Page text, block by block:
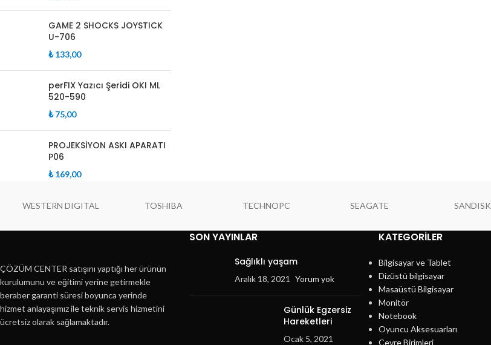
GAME 2 SHOCKS JOYSTICK
U-706
₺133,00
perFIX Yazıcı Şeridi OKI ML
520-590
₺75,00
PROJEKSİYON ASKI APARATI
P06
₺169,00
WESTERN DIGITAL TOSHIBA TECHNOPC SEAGATE SANDISK
ÇÖZÜM CENTER satışını yaptığı her ürünün
kurulumunu ve eğitimi yerine getirmekle
beraber garanti süresi boyunca yerinde
hizmet anlayaşımız ile teknik servis hizmetini
ücretsiz olarak sağlamaktadır.
SON YAYINLAR
Sağlıklı yaşam
Aralık 18, 2021 Yorum yok
Günlük Egzersiz
Hareketleri
Ocak 5, 2021
KATEGORILER
Bilgisayar ve Tablet
Dizüstü bilgisayar
Masaüstü Bilgisayar
Monitör
Notebook
Oyuncu Aksesuarları
Çevre Birimleri